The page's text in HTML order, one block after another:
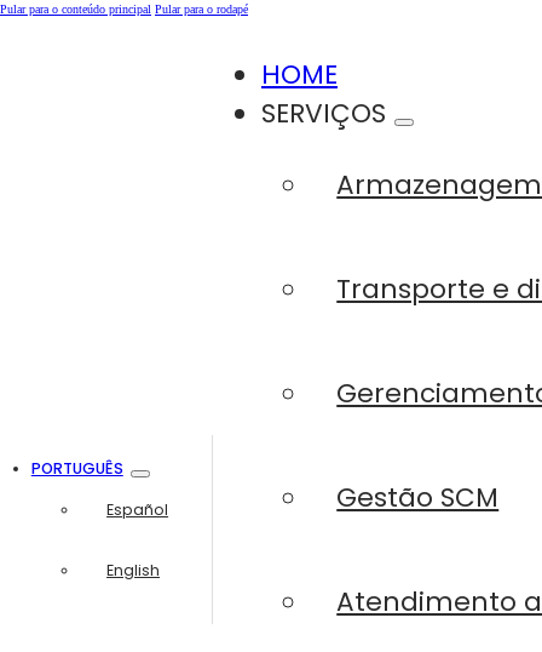
Pular para o conteúdo principal Pular para o rodapé
HOME
SERVIÇOS
Armazenagem
Transporte e
Gestão SCM
Atendimento
PORTUGUÊS
Español
English